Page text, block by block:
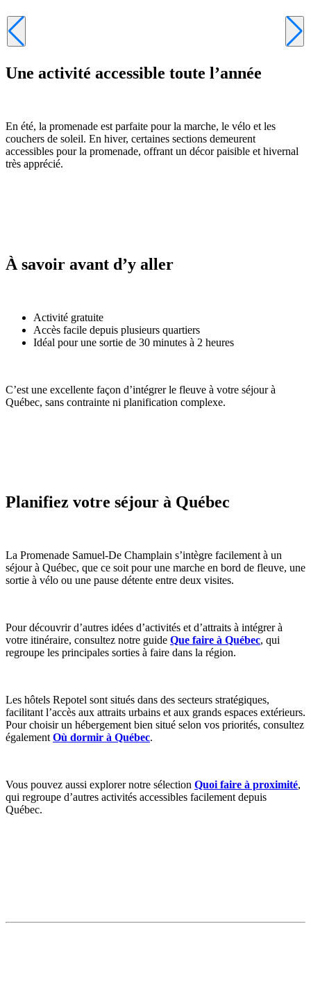
Une activité accessible toute l’année
En été, la promenade est parfaite pour la marche, le vélo et les
couchers de soleil. En hiver, certaines sections demeurent
accessibles pour la promenade, offrant un décor paisible et hivernal
très apprécié.
À savoir avant d’y aller
Activité gratuite
Accès facile depuis plusieurs quartiers
Idéal pour une sortie de 30 minutes à 2 heures
C’est une excellente façon d’intégrer le fleuve à votre séjour à
Québec, sans contrainte ni planification complexe.
Planifiez votre séjour à Québec
La Promenade Samuel-De Champlain s’intègre facilement à un
séjour à Québec, que ce soit pour une marche en bord de fleuve, une
sortie à vélo ou une pause détente entre deux visites.
Pour découvrir d’autres idées d’activités et d’attraits à intégrer à
votre itinéraire, consultez notre guide Que faire à Québec, qui
regroupe les principales sorties à faire dans la région.
Les hôtels Repotel sont situés dans des secteurs stratégiques,
facilitant l’accès aux attraits urbains et aux grands espaces extérieurs.
Pour choisir un hébergement bien situé selon vos priorités, consultez
également Où dormir à Québec.
Vous pouvez aussi explorer notre sélection Quoi faire à proximité,
qui regroupe d’autres activités accessibles facilement depuis
Québec.